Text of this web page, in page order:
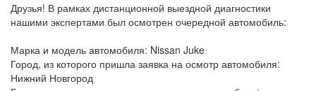
Друзья! В рамках дистанционной выездной диагностики
нашими экспертами был осмотрен очередной автомобиль:
Марка и модель автомобиля: Nissan Juke
Город, из которого пришла заявка на осмотр автомобиля:
Нижний Новгород